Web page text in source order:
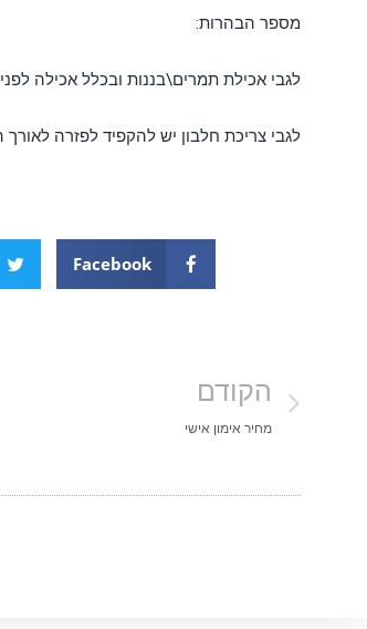
מספר הבהרות:
לגבי אכילת תמרים\בננות ובכלל אכילה
לגבי צריכת חלבון יש להקפיד לפזרה לאורך
Facebook
הקודם
מחיר אימון אישי